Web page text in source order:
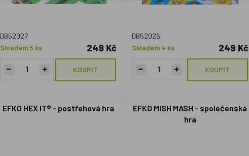
DB52027
Skladem 5 ks
249 Kč
KOUPIT
DB52026
Skladem 4 ks
249 Kč
KOUPIT
EFKO HEX IT® - postřehová hra
EFKO MISH MASH - společenská
hra